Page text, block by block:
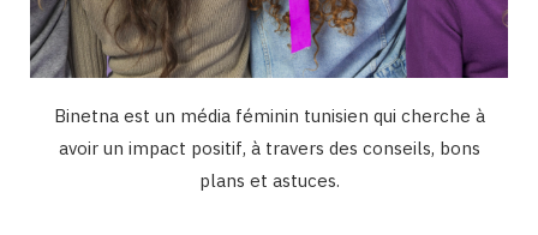
Binetna est un média féminin tunisien qui cherche à
avoir un impact positif, à travers des conseils, bons
plans et astuces.